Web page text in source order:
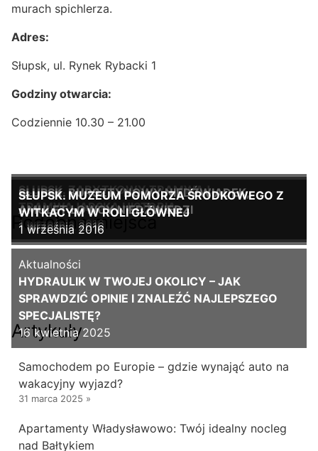
murach spichlerza.
Adres:
Słupsk, ul. Rynek Rybacki 1
Godziny otwarcia:
Codziennie 10.30 – 21.00
Podobne miejsca
SŁUPSK. ZABYTKOWY TRAMWAJ.
TRAMWAJARSKA HISTORIA
1 września 2016
SŁUPSK. BURSZTYNOWY NIEDŹWIADEK,
AMULET ŁOWCY NIEDŹWIEDZI
1 września 2016
SŁUPSK. MUZEUM POMORZA ŚRODKOWEGO Z
WITKACYM W ROLI GŁÓWNEJ
1 września 2016
Artykuły
Aktualności
HYDRAULIK W TWOJEJ OKOLICY – JAK
SPRAWDZIĆ OPINIE I ZNALEŹĆ NAJLEPSZEGO
SPECJALISTĘ?
16 kwietnia 2025
Samochodem po Europie – gdzie wynająć auto na
wakacyjny wyjazd?
31 marca 2025 »
Apartamenty Władysławowo: Twój idealny nocleg
nad Bałtykiem